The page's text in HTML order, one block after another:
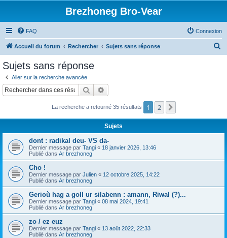
Brezhoneg Bro-Vear
FAQ Connexion
Accueil du forum Rechercher Sujets sans réponse
c
Sujets sans réponse
Aller sur la recherche avancée
Rechercher
La recherche a retourné 35 résultats 1 2
Sujets
dont : radikal deu- VS da-
Dernier message par Tangi « 18 janvier 2026, 13:46
Publié dans Ar brezhoneg
Cho !
Dernier message par Julien « 12 octobre 2025, 14:22
Publié dans Ar brezhoneg
Gerioù hag a goll ur silabenn : amann, Riwal (?)...
Dernier message par Tangi « 08 mai 2024, 19:41
Publié dans Ar brezhoneg
zo / ez euz
Dernier message par Tangi « 13 août 2022, 22:33
Publié dans Ar brezhoneg